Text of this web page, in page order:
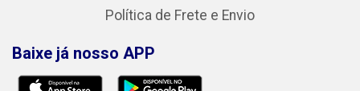
Política de Frete e Envio
Baixe já nosso APP